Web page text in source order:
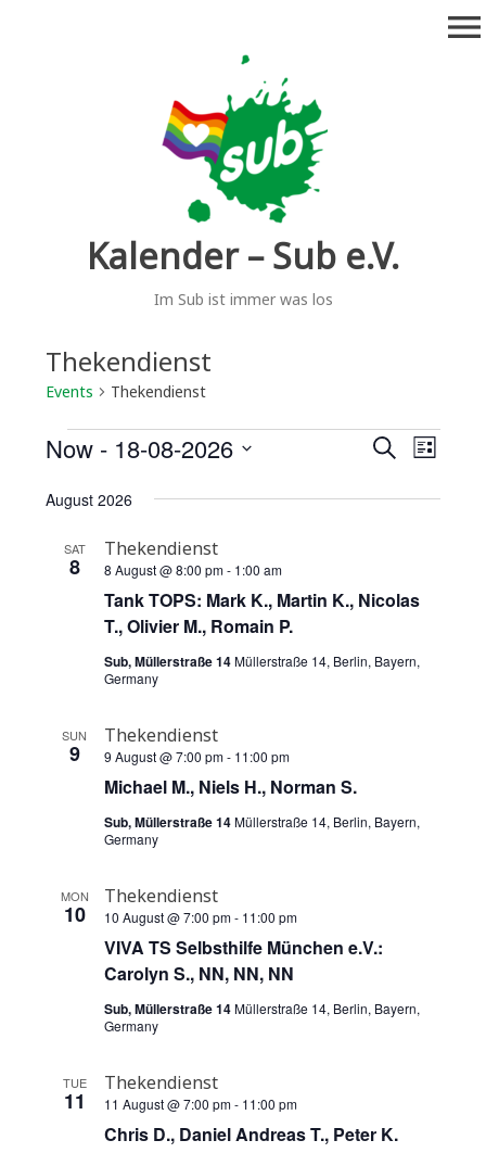
Kalender – Sub e.V.
Im Sub ist immer was los
menu
Thekendienst
Events Thekendienst
Events
E
v
t
c
n
d
S
a
E
e
L
s
Now - 18-08-2026
e
August 2026
SAT
8
Thekendienst
Tank TOPS: Mark K., Martin K., Nicolas
T., Olivier M., Romain P.
8 August @ 8:00 pm- 1:00 am
Sub, Müllerstraße 14Müllerstraße 14, Berlin, Bayern,
Germany
SUN
9
Thekendienst
Michael M., Niels H., Norman S.
9 August @ 7:00 pm- 11:00 pm
Sub, Müllerstraße 14Müllerstraße 14, Berlin, Bayern,
Germany
MON
10
Thekendienst
VIVA TS Selbsthilfe München e.V.:
Carolyn S., NN, NN, NN
10 August @ 7:00 pm- 11:00 pm
Sub, Müllerstraße 14Müllerstraße 14, Berlin, Bayern,
Germany
TUE
11
Thekendienst
Chris D., Daniel Andreas T., Peter K.
11 August @ 7:00 pm- 11:00 pm